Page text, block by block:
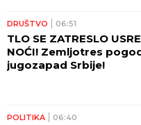
DRUŠTVO 06:51
TLO SE ZATRESLO
NOĆI! Zemljotres
jugozapad Srbije!
POLITIKA 06:40